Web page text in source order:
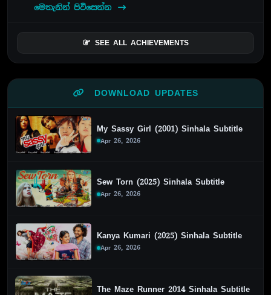
මෙතැනින් පිවිසෙන්න
SEE ALL ACHIEVEMENTS
DOWNLOAD UPDATES
My Sassy Girl (2001) Sinhala Subtitle
Apr 26, 2026
Sew Torn (2025) Sinhala Subtitle
Apr 26, 2026
Kanya Kumari (2025) Sinhala Subtitle
Apr 26, 2026
The Maze Runner 2014 Sinhala Subtitle